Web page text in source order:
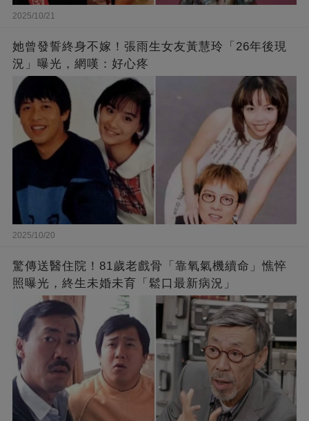
2025/10/21
她曾發誓終身不嫁！張雨生女友黃慧玲「26年後現
況」曝光，網嘆：好心疼
2025/10/20
驚傳送醫住院！81歲老戲骨「靠氧氣機續命」憔悴
照曝光，終生未婚未育「鬆口最新病況」